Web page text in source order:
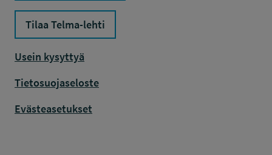
Tilaa Telma-lehti
Usein kysyttyä
Tietosuojaseloste
Evästeasetukset